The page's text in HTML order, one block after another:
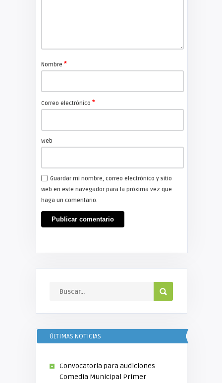
Nombre *
Correo electrónico *
Web
Guardar mi nombre, correo electrónico y sitio
web en este navegador para la próxima vez que
haga un comentario.
ÚLTIMAS NOTICIAS
Convocatoria para audiciones
Comedia Municipal Primer